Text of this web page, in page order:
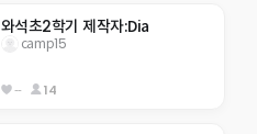
와석초2학기 제작자:Dia
camp15
-- 14